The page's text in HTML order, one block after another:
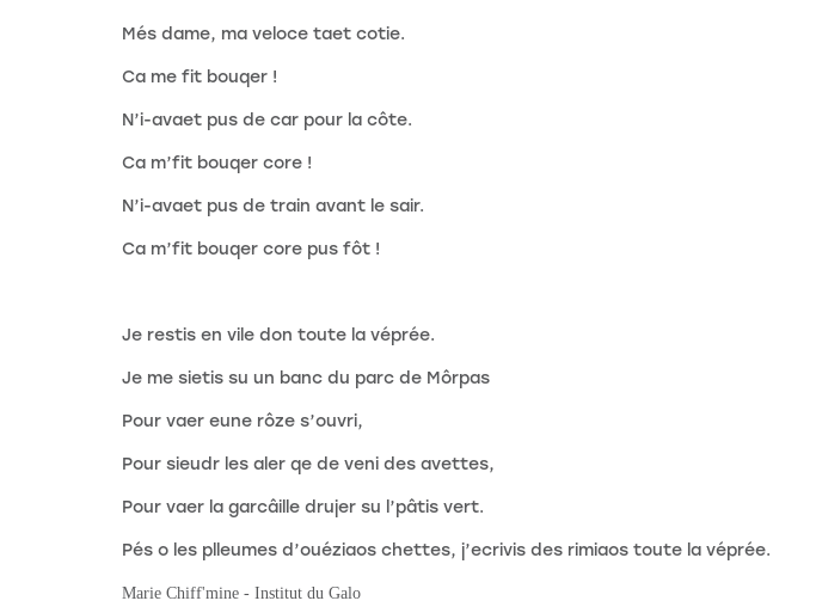
Més dame, ma veloce taet cotie.
Ca me fit bouqer !
N’i-avaet pus de car pour la côte.
Ca m’fit bouqer core !
N’i-avaet pus de train avant le sair.
Ca m’fit bouqer core pus fôt !
Je restis en vile don toute la véprée.
Je me sietis su un banc du parc de Môrpas
Pour vaer eune rôze s’ouvri,
Pour sieudr les aler qe de veni des avettes,
Pour vaer la garcâille drujer su l’pâtis vert.
Pés o les plleumes d’ouéziaos chettes, j’ecrivis des rimiaos toute la véprée.
Marie Chiff'mine - Institut du Galo